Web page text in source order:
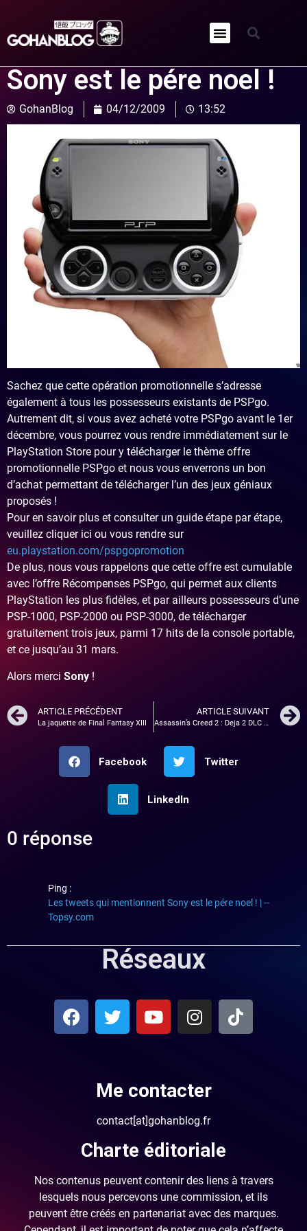
Sony est le pére noel !
GohanBlog 04/12/2009 13:52
Sachez que cette opération promotionnelle s’adresse
également à tous les possesseurs existants de PSPgo.
Autrement dit, si vous avez acheté votre PSPgo avant le 1er
décembre, vous pourrez vous rendre immédiatement sur le
PlayStation Store pour y télécharger le thème offre
promotionnelle PSPgo et nous vous enverrons un bon
d’achat permettant de télécharger l’un des jeux géniaux
proposés !
Pour en savoir plus et consulter un guide étape par étape,
veuillez cliquer ici ou vous rendre sur
eu.playstation.com/pspgopromotion
De plus, nous vous rappelons que cette offre est cumulable
avec l’offre Récompenses PSPgo, qui permet aux clients
PlayStation les plus fidèles, et par ailleurs possesseurs d’une
PSP-1000, PSP-2000 ou PSP-3000, de télécharger
gratuitement trois jeux, parmi 17 hits de la console portable,
et ce jusqu’au 31 mars.
Alors merci Sony !
ARTICLE PRÉCÉDENT
La jaquette de Final Fantasy XIII
ARTICLE SUIVANT
Assassin’s Creed 2 : Deja 2 DLC de prévu !
Facebook Twitter
LinkedIn
0 réponse
Ping :
Les tweets qui mentionnent Sony est le pére noel ! | --
Topsy.com
Réseaux
Me contacter
contact[at]gohanblog.fr
Charte éditoriale
Nos contenus peuvent contenir des liens à travers
lesquels nous percevons une commission, et ils
peuvent être créés en partenariat avec des marques.